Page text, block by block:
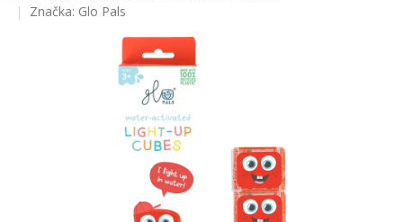
hodnotenie
Značka: Glo Pals